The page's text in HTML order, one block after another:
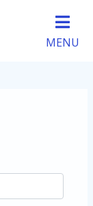
MENU